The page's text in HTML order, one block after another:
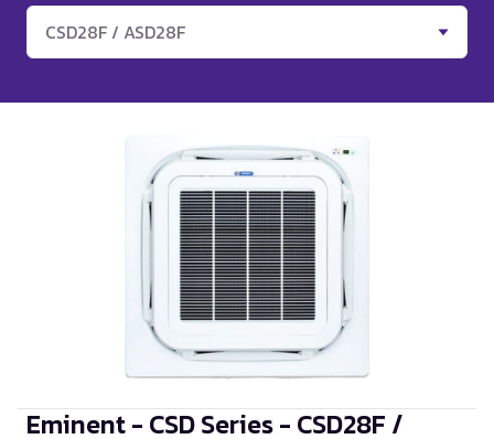
CSD28F / ASD28F
Eminent - CSD Series - CSD28F /